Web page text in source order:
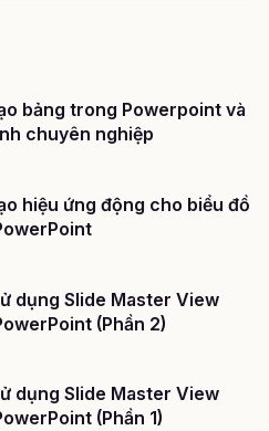
bảng trong Powerpoint và
chuyên nghiệp
hiệu ứng động cho biểu đồ
dụng Slide Master View
(Phần 2)
dụng Slide Master View
(Phần 1)